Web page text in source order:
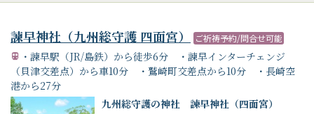
諫早神社（九州総守護 四面宮） ご祈祷予約/問合せ可能
・諫早駅（JR/島鉄）から徒歩6分 ・諫早インターチェンジ
（貝津交差点）から車10分 ・鷲崎町交差点から10分 ・長崎空
港から27分
九州総守護の神社 諫早神社（四面宮）